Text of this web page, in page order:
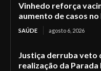
Vinhedo reforça
aumento de casos no
SAÚDE agosto 6, 2026
Justiça derruba veto
realização da Parada